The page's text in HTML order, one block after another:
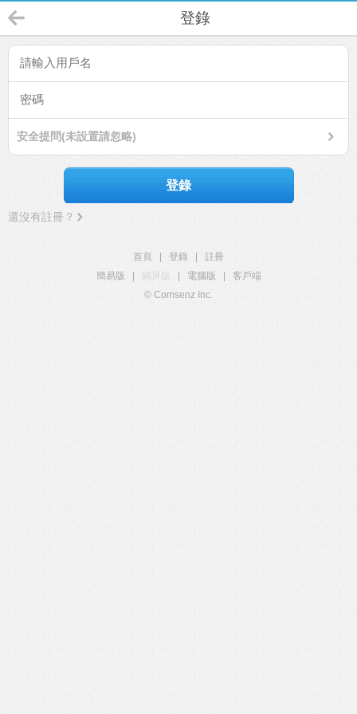
登錄
安全提問(未設置請忽略)
登錄
還沒有註冊？
首頁 登錄
註冊
簡易版
觸屏版 電腦版
客戶端
© Comsenz Inc.